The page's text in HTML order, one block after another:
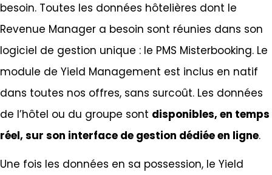
besoin. Toutes les données hôtelières dont le
Revenue Manager a besoin sont réunies dans son
logiciel de gestion unique : le PMS Misterbooking. Le
module de Yield Management est inclus en natif
dans toutes nos offres, sans surcoût. Les données
de l’hôtel ou du groupe sont disponibles, en temps
réel, sur son interface de gestion dédiée en ligne.
Une fois les données en sa possession, le Yield